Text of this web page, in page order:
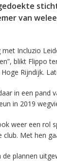
van
Incluzio
blikt Flippo
Rijndijk.
in een pand
in 2019
weer een rol
club. Met hen
de plannen